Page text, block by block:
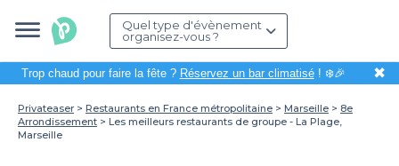
Quel type d'évènement
organisez-vous ?
Trop chaud pour faire la fête ? Réservez un bar climatisé! ❄️🎉 ✖
Privateaser Restaurants en France métropolitaine Marseille
8e
Arrondissement
Les meilleurs restaurants de groupe - La Plage,
Marseille